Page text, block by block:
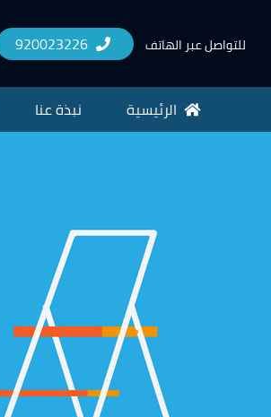
للتواصل عبر الهاتف 920023226
الرئيسية نبذة عنا